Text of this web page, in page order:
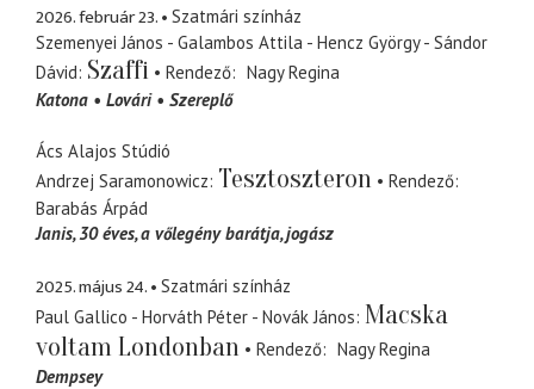
2026. február 23.
Szatmári színház
Szemenyei János - Galambos Attila - Hencz György - Sándor
Dávid Szaffi Rendező
Nagy Regina
Katona
Lovári Szereplő
Ács Alajos Stúdió
Andrzej Saramonowicz Tesztoszteron
Rendező
Barabás Árpád
Janis 30 éves, a vőlegény barátja, jogász
2025. május 24.
Szatmári színház
Paul Gallico - Horváth Péter - Novák János Macska
voltam Londonban
Rendező
Nagy Regina
Dempsey